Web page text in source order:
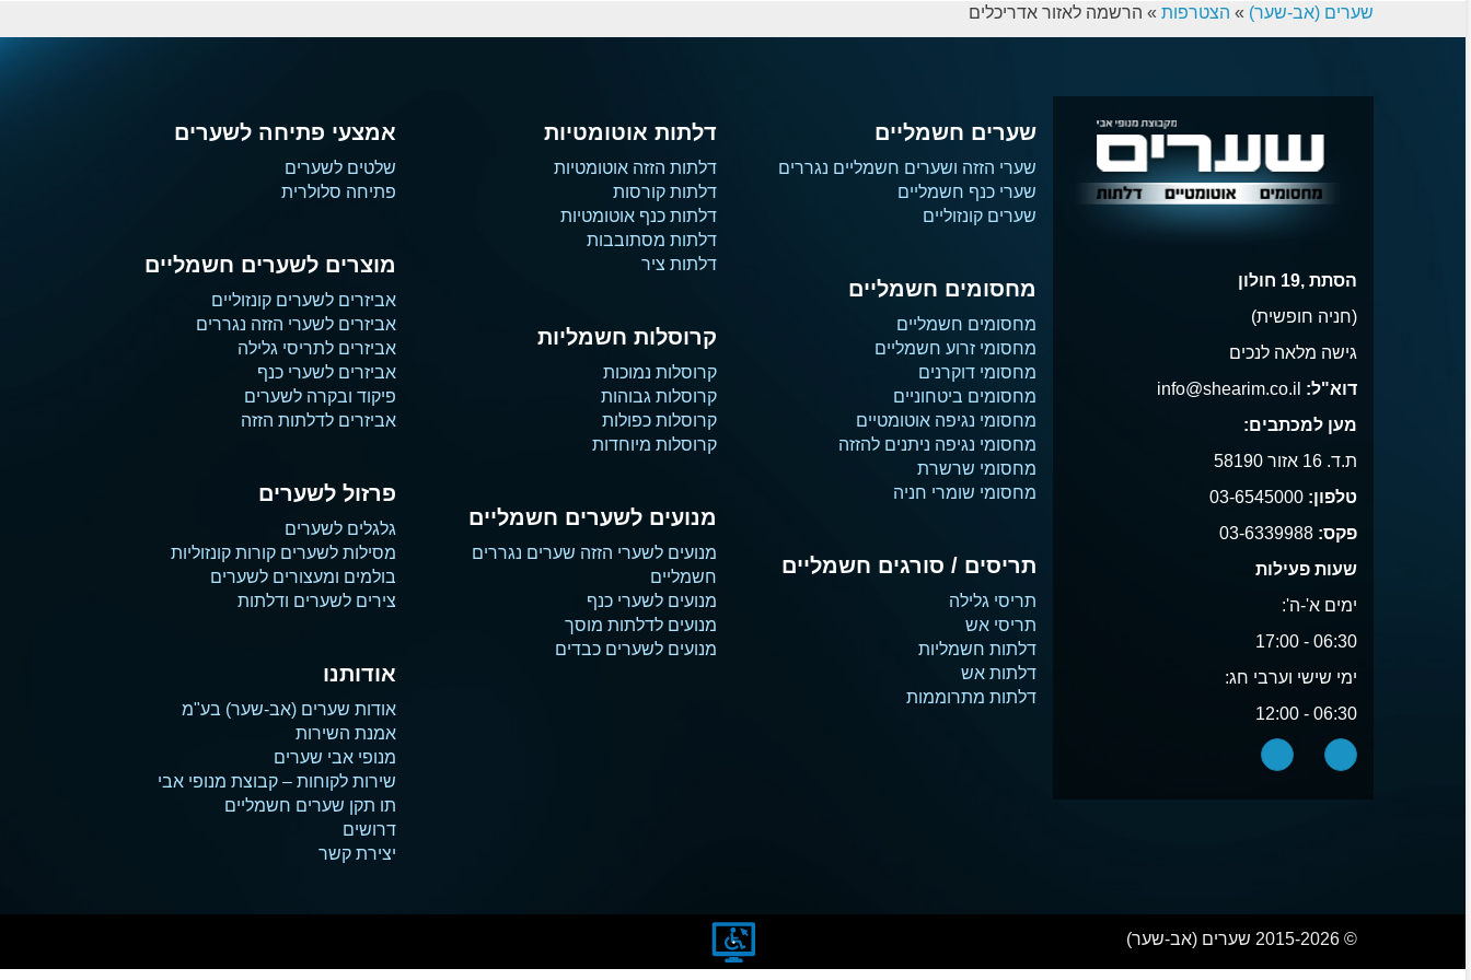
שערים (אב-שער) » הצטרפות » הרשמה לאזור אדריכלים
הסתת ,19 חולון
(חניה חופשית)
גישה מלאה לנכים
דוא"ל:
מען למכתבים:
ת.ד. 16 אזור 58190
טלפון: 03-6545000
פקס: 03-6339988
שעות פעילות
ימים א'-ה':
06:30 - 17:00
ימי שישי וערבי חג:
06:30 - 12:00
שערים חשמליים
שערי הזזה ושערים חשמליים נגררים
שערי כנף חשמליים
שערים קונזוליים
מחסומים חשמליים
מחסומים חשמליים
מחסומי זרוע חשמליים
מחסומי דוקרנים
מחסומים ביטחוניים
מחסומי נגיפה אוטומטיים
מחסומי נגיפה ניתנים להזזה
מחסומי שרשרת
מחסומי שומרי חניה
תריסים / סורגים חשמליים
תריסי גלילה
תריסי אש
דלתות חשמליות
דלתות אש
דלתות מתרוממות
דלתות אוטומטיות
דלתות הזזה אוטומטיות
דלתות קורסות
דלתות כנף אוטומטיות
דלתות מסתובבות
דלתות ציר
קרוסלות חשמליות
קרוסלות נמוכות
קרוסלות גבוהות
קרוסלות כפולות
קרוסלות מיוחדות
מנועים לשערים חשמליים
מנועים לשערי הזזה שערים נגררים
חשמליים
מנועים לשערי כנף
מנועים לדלתות מוסך
מנועים לשערים כבדים
אמצעי פתיחה לשערים
שלטים לשערים
פתיחה סלולרית
מוצרים לשערים חשמליים
אביזרים לשערים קונזוליים
אביזרים לשערי הזזה נגררים
אביזרים לתריסי גלילה
אביזרים לשערי כנף
פיקוד ובקרה לשערים
אביזרים לדלתות הזזה
פרזול לשערים
גלגלים לשערים
מסילות לשערים קורות קונזוליות
בולמים ומעצורים לשערים
צירים לשערים ודלתות
אודותנו
אודות שערים (אב-שער) בע"מ
אמנת השירות
מנופי אבי שערים
שירות לקוחות – קבוצת מנופי אבי
תו תקן שערים חשמליים
דרושים
יצירת קשר
© 2015-2026 שערים (אב-שער)